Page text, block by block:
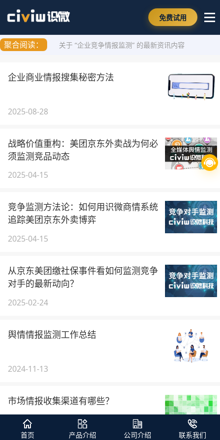
免费试用
聚合阅读： 关于 “企业竞争情报监测” 的最新资讯内容
企业商业情报搜集秘密方法
2025-08-28
战略价值重构：美团京东外卖战为何必
须监测竞品动态
2025-04-15
竞争监测方法论：如何用识微商情系统
追踪美团京东外卖博弈
2025-04-15
从京东美团缴社保事件看如何监测竞争
对手的最新动向？
2025-02-24
舆情情报监测工作总结
2024-11-13
市场情报收集渠道有哪些？
2024-06-25
首页 产品介绍 公司介绍 联系我们